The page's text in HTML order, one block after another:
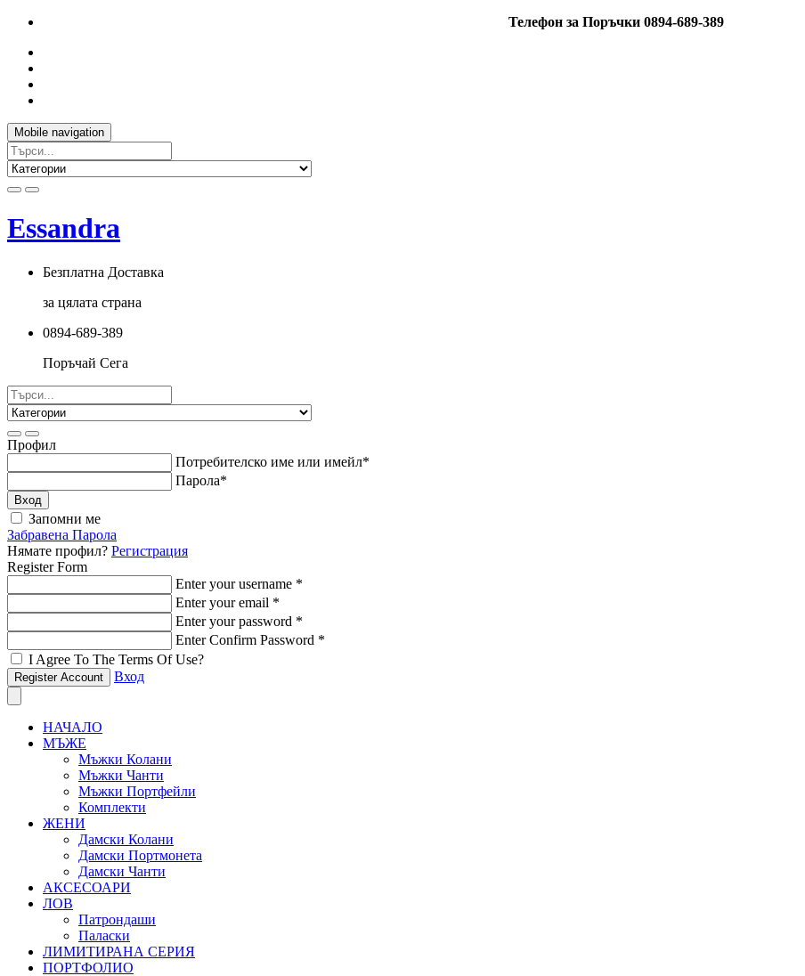
Телефон за Поръчки 0894-689-389
Mobile navigation
Essandra
Безплатна Доставка
за цялата страна
0894-689-389
Поръчай Сега
Профил
Потребителско име или имейл*
Парола*
Вход
Запомни ме
Забравена Парола
Нямате профил? Регистрация
Register Form
Enter your username *
Enter your email *
Enter your password *
Enter Confirm Password *
I Agree To The Terms Of Use?
Register Account Вход
НАЧАЛО
МЪЖЕ
Мъжки Колани
Мъжки Чанти
Мъжки Портфейли
Комплекти
ЖЕНИ
Дамски Колани
Дамски Портмонета
Дамски Чанти
АКСЕСОАРИ
ЛОВ
Патрондаши
Паласки
ЛИМИТИРАНА СЕРИЯ
ПОРТФОЛИО